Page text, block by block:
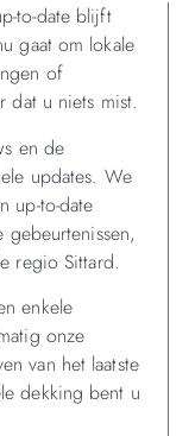
to-date blijft
gaat om lokale
of
dat u niets mist.
en de
updates. We
up-to-date
gebeurtenissen,
regio Sittard.
enkele
onze
van het laatste
dekking bent u